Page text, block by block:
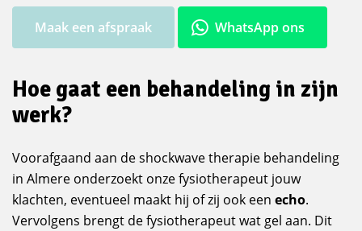
Maak een afspraak WhatsApp ons
Hoe gaat een behandeling in zijn
werk?
Voorafgaand aan de shockwave therapie behandeling
in Almere onderzoekt onze fysiotherapeut jouw
klachten, eventueel maakt hij of zij ook een echo.
Vervolgens brengt de fysiotherapeut wat gel aan. Dit